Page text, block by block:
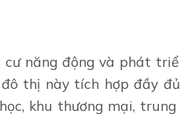
năng động và phát
thị này tích hợp đầy
khu thương mại,